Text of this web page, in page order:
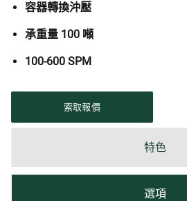
容器轉換沖壓
承重量 100 噸
100-600 SPM
索取報價
特色
選項